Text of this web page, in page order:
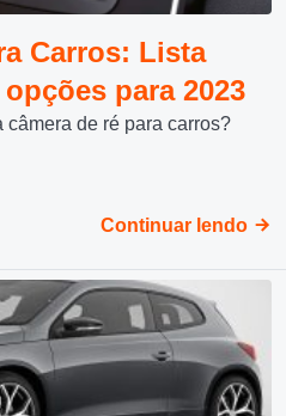
Carros: Lista
para 2023
câmera de ré para carros?
Continuar lendo